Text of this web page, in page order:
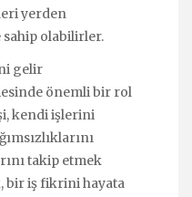
yerden
sahip olabilirler.
gelir
önemli bir rol
kendi işlerini
takip etmek
bir iş fikrini hayata